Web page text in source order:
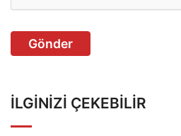
Gönder
İLGINIZI ÇEKEBILIR